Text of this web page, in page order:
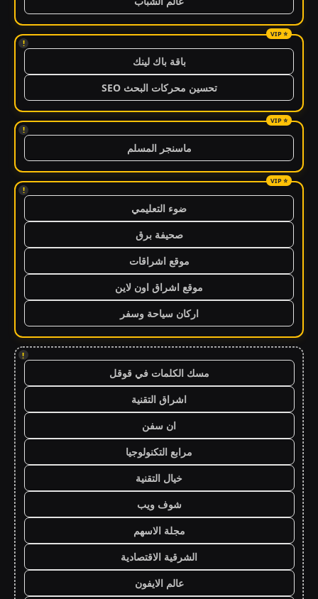
!
باقة باك لينك
تحسين محركات البحث SEO
!
ماسنجر المسلم
!
ضوء التعليمي
صحيفة برق
موقع اشراقات
موقع اشراق اون لاين
اركان سياحة وسفر
!
مسك الكلمات في قوقل
اشراق التقنية
ان سفن
مرابع التكنولوجيا
خيال التقنية
شوف ويب
مجلة الاسهم
الشرقية الاقتصادية
عالم الايفون